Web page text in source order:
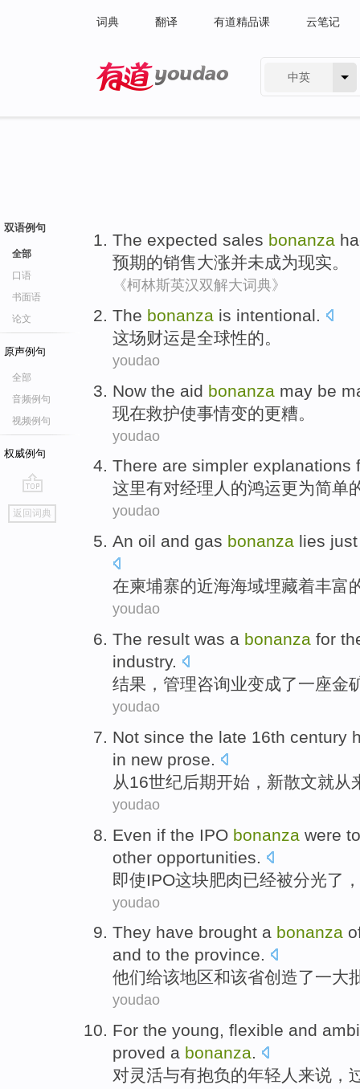
词典 翻译 有道精品课 云笔记
中英
双语例句
全部
口语
书面语
论文
原声例句
全部
音频例句
视频例句
权威例句
go
top
返回词典
The expected sales bonanza
预期的销售大涨并未成为现实。
《柯林斯英汉双解大词典》
The bonanza is intentional.
这场财运是全球性的。
youdao
Now the aid bonanza may be
现在救护使事情变的更糟。
youdao
There are simpler explanations
这里有对经理人 的鸿运更为简单
youdao
An oil and gas bonanza lies
在柬埔寨的近海海域埋藏着丰富
youdao
The result was a bonanza for
industry.
结果 ，管理咨询业变成了一座金
youdao
Not since the late 16th century
in new prose.
从16世纪后期开始， 新散文就从
youdao
Even if the IPO bonanza were
other opportunities
即使IPO这块肥肉已经被分光了，
youdao
They have brought a bonanza
and to the province.
他们给该地区和该省创造了一大
youdao
For the young, flexible and
proved a bonanza.
对灵活与有抱负的年轻人 来说，